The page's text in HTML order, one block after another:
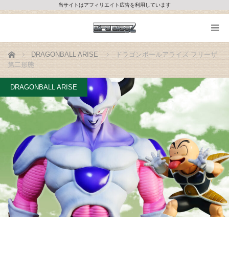
当サイトはアフィリエイト広告を利用しています
ホーム DRAGONBALL ARISE
ドラゴンボールアライズ フリーザ
第二形態
DRAGONBALL ARISE